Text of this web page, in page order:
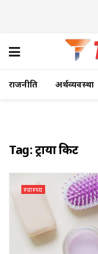
राजनीति अर्थव्यवस्था
Tag:ट्राया किट
स्वास्थ्य